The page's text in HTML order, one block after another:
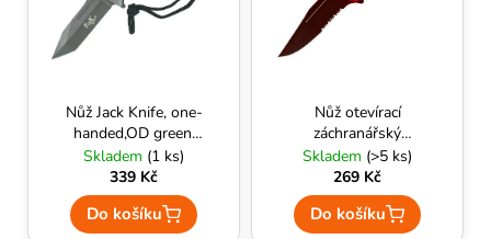
Nůž Jack Knife, one-
handed,OD green,
G10 handle - MFH
Skladem (1 ks)
339 Kč
Do košíku
Nůž otevírací
záchranářský
RESCUE (červený) -
MIL-TEC
Skladem (>5 ks)
269 Kč
Do košíku